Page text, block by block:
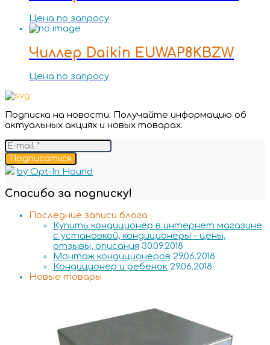
Цена по запросу
Чиллер Daikin EUWAP8KBZW
Цена по запросу
Подписка на новости. Получайте информацию об
актуальных акциях и новых товарах.
Подписаться
by Opt-In Hound
Спасибо за подписку!
Последние записи блога
Купить кондиционер в интернет магазине
с установкой, кондиционеры – цены,
отзывы, описания 30.09.2018
Монтаж кондиционеров 29.06.2018
Кондиционер и ребенок 29.06.2018
Новые товары